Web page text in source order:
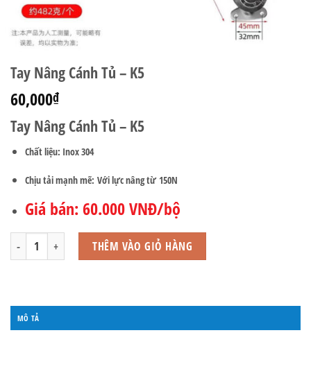
Tay Nâng Cánh Tủ – K5
60,000₫
Tay Nâng Cánh Tủ – K5
Chất liệu: Inox 304
Chịu tải mạnh mẽ: Với lực nâng từ 150N
Giá bán: 60.000 VNĐ/bộ
Tay Nâng Cánh Tủ - K5 số lượngTHÊM VÀO GIỎ HÀNG
MÔ TẢ